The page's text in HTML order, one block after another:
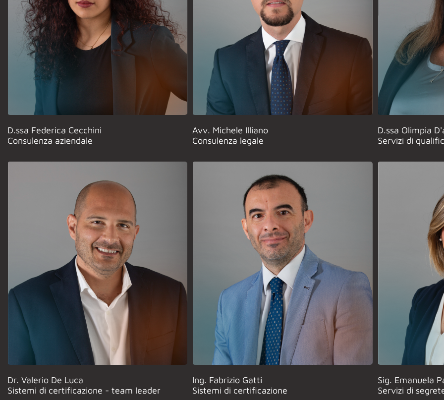
D.ssa Federica Cecchini
Consulenza aziendale
Avv. Michele Illiano
Consulenza legale
D.ssa Olimpia
Servizi di
Dr. Valerio De Luca
Sistemi di certificazione - team leader
Ing. Fabrizio Gatti
Sistemi di certificazione
Sig. Emanuela
Servizi di